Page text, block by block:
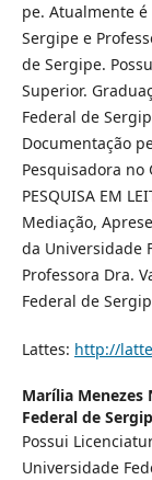
pe. Atualmente
Sergipe e
de Sergipe.
Superior.
Federal de
Documentação
Pesquisadora no
PESQUISA EM
Mediação,
da Universidade
Professora Dra.
Federal de
Lattes: http://
Marília Menezes
Federal de
Possui
Universidade